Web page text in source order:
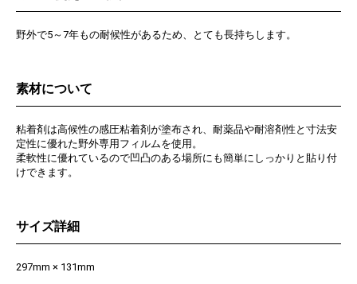
野外で5～7年もの耐候性があるため、とても長持ちします。
素材について
粘着剤は高候性の感圧粘着剤が塗布され、耐薬品や耐溶剤性と寸法安
定性に優れた野外専用フィルムを使用。
柔軟性に優れているので凹凸のある場所にも簡単にしっかりと貼り付
けできます。
サイズ詳細
297mm × 131mm